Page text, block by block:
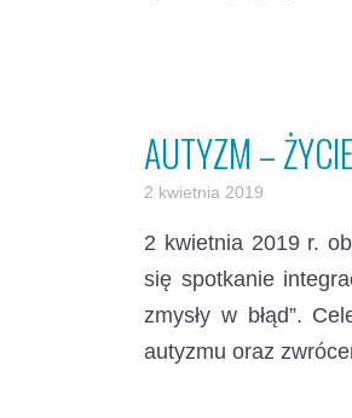
AUTYZM –
2 kwietnia 2019
2 kwietnia 2019 r.
się spotkanie
zmysły w błąd”.
autyzmu oraz